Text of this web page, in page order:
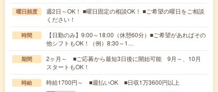
曜日頻度
週2日～OK！ ■曜日固定の相談OK！ ■ご希望の曜日をご相談
ください！
時間
【日勤のみ】9:00～18:00（休憩60分）■ご希望があればその
他シフトもOK！（例）8:30～1…
期間
2ヶ月～ ■ご応募から最短3日後に開始可能 9月～、10月
スタートもOK！
時給 時給1700円～ ■週払いOK ■日収1万3600円以上